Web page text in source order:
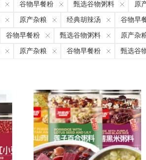
谷物早餐粉 甄选谷物粥料 原
原产杂粮 经典胡辣汤 谷物早
谷物早餐粉 甄选谷物粥料 原产杂
原产杂粮 谷物早餐粉 甄选谷